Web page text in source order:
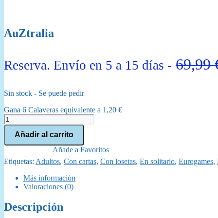
AuZtralia
Reserva. Envío en 5 a 15 días - 69,99
Sin stock - Se puede pedir
Gana 6 Calaveras equivalente a 1,20 €
AuZtralia
cantidad
Añadir al carrito
Añade a Favoritos
Etiquetas: Adultos, Con cartas, Con losetas, En solitario, Eurogames,
Más información
Valoraciones (0)
Descripción